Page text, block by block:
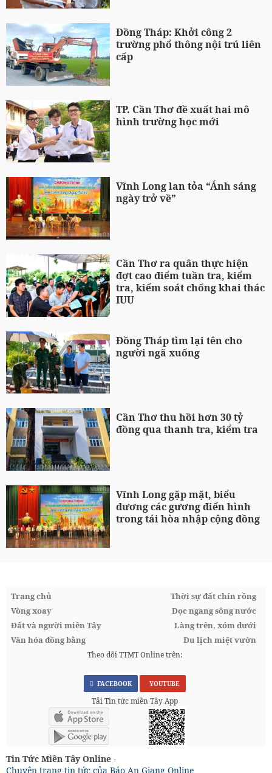
Đồng Tháp: Khởi công 2
trường phổ thông nội trú liên
cấp
TP. Cần Thơ đề xuất hai mô
hình trường học mới
Vĩnh Long lan tỏa “Ánh sáng
ngày trở về”
Cần Thơ ra quân thực hiện
đợt cao điểm tuần tra, kiểm
tra, kiểm soát chống khai thác
IUU
Đồng Tháp tìm lại tên cho
người ngã xuống
Cần Thơ thu hồi hơn 30 tỷ
đồng qua thanh tra, kiểm tra
Vĩnh Long gặp mặt, biểu
dương các gương điển hình
trong tái hòa nhập cộng đồng
Trang chủ
Thời sự đất chín rồng
Vòng xoay
Dọc ngang sông nước
Đất và người miền Tây
Làng trên, xóm dưới
Văn hóa đồng bằng
Du lịch miệt vườn
Theo dõi TTMT Online trên:
FACEBOOK YOUTUBE
Tải Tin tức miền Tây App
Tin Tức Miền Tây Online -
Chuyên trang tin tức của Báo An Giang Online